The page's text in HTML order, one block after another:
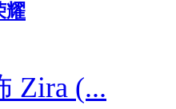
耀
Zira (...